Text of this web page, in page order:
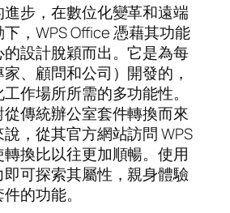
步，在數位化變革和遠端
，WPS Office 憑藉其功能
設計脫穎而出。它是為每
、顧問和公司）開發的，
作場所所需的多功能性。
傳統辦公室套件轉換而來
，從其官方網站訪問 WPS
換比以往更加順暢。使用
可探索其屬性，親身體驗
的功能。